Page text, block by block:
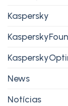
Kaspersky
News
Notícias